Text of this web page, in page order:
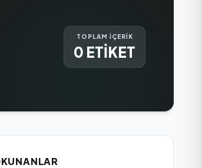
TOPLAM İÇERİK
0 ETİKET